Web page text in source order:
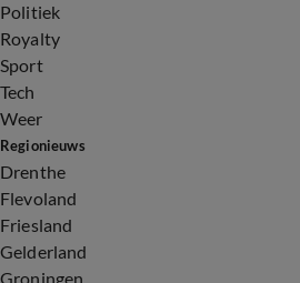
Politiek
Royalty
Sport
Tech
Weer
Regionieuws
Drenthe
Flevoland
Friesland
Gelderland
Groningen